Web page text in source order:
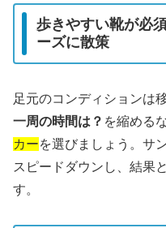
歩きやすい靴が必
ーズに散策
足元のコンディションは
一周の時間は？ を縮める
カーを選びましょう。サ
スピードダウンし、結果
す。